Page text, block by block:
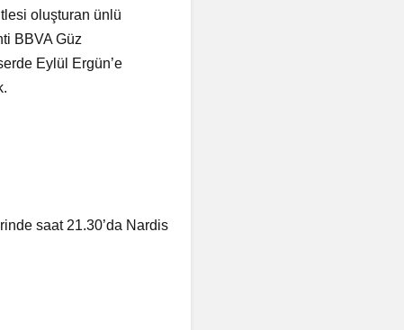
oluşturan ünlü
BBVA Güz
Eylül Ergün’e
saat 21.30’da Nardis